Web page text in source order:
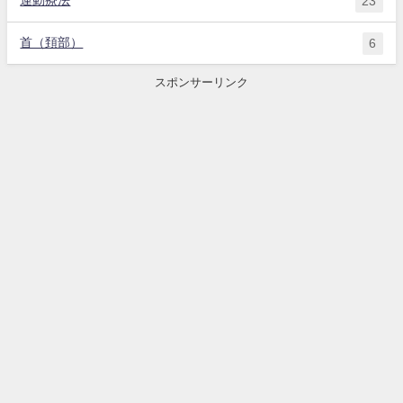
首（頚部） 6
スポンサーリンク